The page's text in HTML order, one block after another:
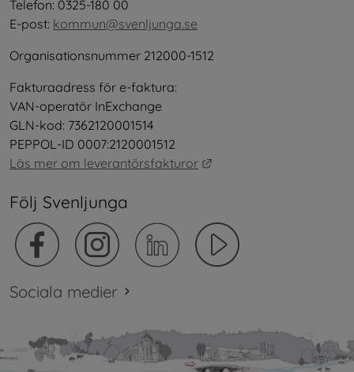
Telefon: 0325-180 00
E-post: kommun@svenljunga.se
Organisationsnummer 212000-1512
Fakturaadress för e-faktura:
VAN-operatör InExchange
GLN-kod: 7362120001514
PEPPOL-ID 0007:2120001512
Läs mer om leverantörsfakturor
Följ Svenljunga
Sociala medier